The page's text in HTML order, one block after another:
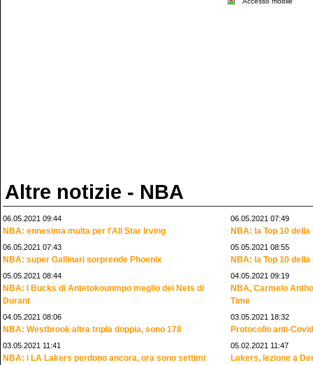
Altre notizie - NBA
06.05.2021 09:44
NBA: ennesima multa per l'All Star Irving
06.05.2021 07:49
NBA: la Top 10 della
06.05.2021 07:43
NBA: super Gallinari sorprende Phoenix
05.05.2021 08:55
NBA: la Top 10 della
05.05.2021 08:44
NBA: I Bucks di Antetokounmpo meglio dei Nets di
Durant
04.05.2021 09:19
NBA, Carmelo
Time
04.05.2021 08:06
NBA: Westbrook altra tripla doppia, sono 178
03.05.2021 18:32
Protocollo anti-
03.05.2021 11:41
NBA: i LA Lakers perdono ancora, ora sono settimi
05.02.2021 11:47
Lakers, lezione a